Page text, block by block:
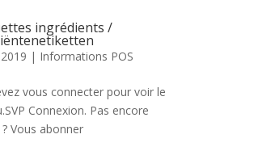
ingrédients /
| Informations POS
vous connecter pour voir le
Connexion. Pas encore
Vous abonner